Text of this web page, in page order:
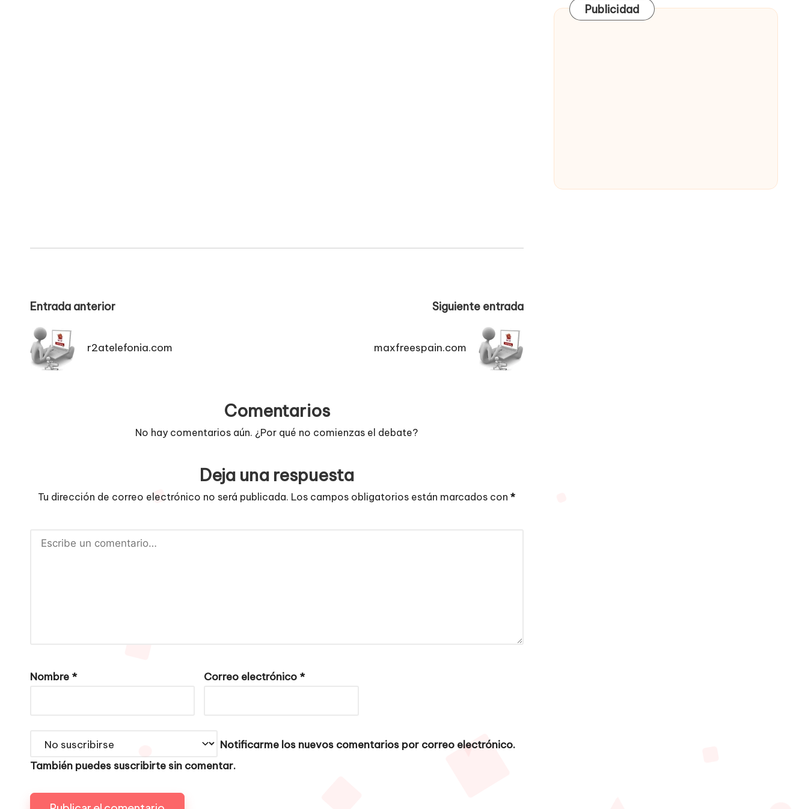
Navegación
de
entradas
Entrada anterior
r2atelefonia.com
Siguiente entrada
maxfreespain.com
Comentarios
No hay comentarios aún. ¿Por qué no comienzas el debate?
Deja una respuesta
Tu dirección de correo electrónico no será publicada. Los campos obligatorios están marcados con*
Nombre * Correo electrónico *
Notificarme los nuevos comentarios por correo electrónico.
También puedes suscribirte sin comentar.
Publicidad